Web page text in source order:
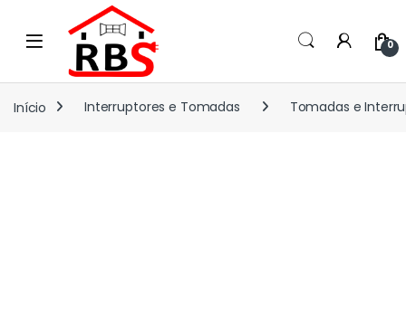
Skip to navigation
0
Início Interruptores e Tomadas Tomadas e